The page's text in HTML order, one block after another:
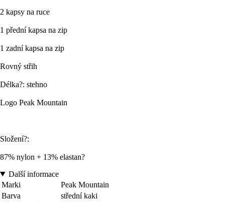
2 kapsy na ruce
1 přední kapsa na zip
1 zadní kapsa na zip
Rovný střih
Délka?: stehno
Logo Peak Mountain
Složení?:
87% nylon + 13% elastan?
Další informace
Marki
Peak Mountain
Barva
střední kaki